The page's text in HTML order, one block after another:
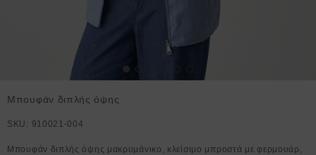
Μπουφάν διπλής όψης
SKU: 910021-004
Μπουφάν διπλής όψης μακρυμάνικο, κλείσιμο μπροστά με φερμουάρ,